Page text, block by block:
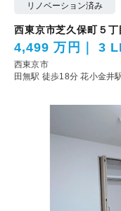
リノベーション済み
西東京市芝久保町５
4,499 万円 3
西東京市
田無駅 徒歩18分花小金井